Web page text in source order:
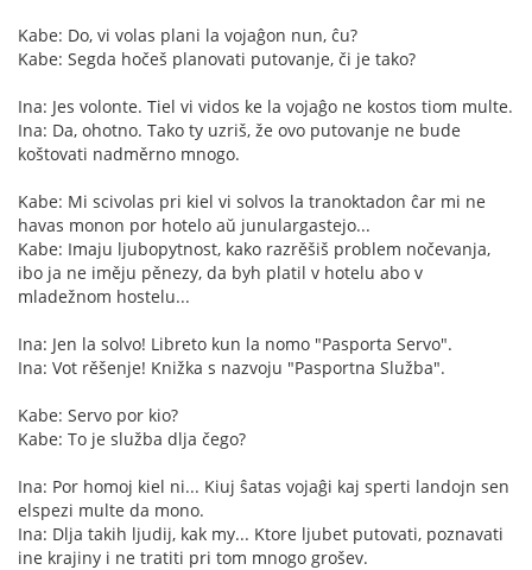
Kabe: Do, vi volas plani la vojaĝon nun, ĉu?
Kabe: Segda hočeš planovati putovanje, či je tako?
Ina: Jes volonte. Tiel vi vidos ke la vojaĝo ne kostos tiom multe.
Ina: Da, ohotno. Tako ty uzriš, že ovo putovanje ne bude
koštovati nadměrno mnogo.
Kabe: Mi scivolas pri kiel vi solvos la tranoktadon ĉar mi ne
havas monon por hotelo aŭ junulargastejo...
Kabe: Imaju ljubopytnost, kako razrěšiš problem nočevanja,
ibo ja ne iměju pěnezy, da byh platil v hotelu abo v
mladežnom hostelu...
Ina: Jen la solvo! Libreto kun la nomo "Pasporta Servo".
Ina: Vot rěšenje! Knižka s nazvoju "Pasportna Služba".
Kabe: Servo por kio?
Kabe: To je služba dlja čego?
Ina: Por homoj kiel ni... Kiuj ŝatas vojaĝi kaj sperti landojn sen
elspezi multe da mono.
Ina: Dlja takih ljudij, kak my... Ktore ljubet putovati, poznavati
ine krajiny i ne tratiti pri tom mnogo grošev.